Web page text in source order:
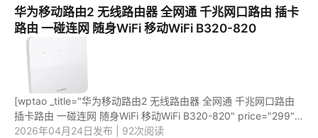
华为移动路由2 无线路由器 全网通 千兆网口路由 插卡
路由 一碰连网 随身WiFi 移动WiFi B320-820
[wptao _title="华为移动路由2 无线路由器 全网通 千兆网口路由
插卡路由 一碰连网 随身WiFi 移动WiFi B320-820" price="299"
url="https://item.jd.com/100065011174.html"
2026年04月24日发布 | 92次阅读